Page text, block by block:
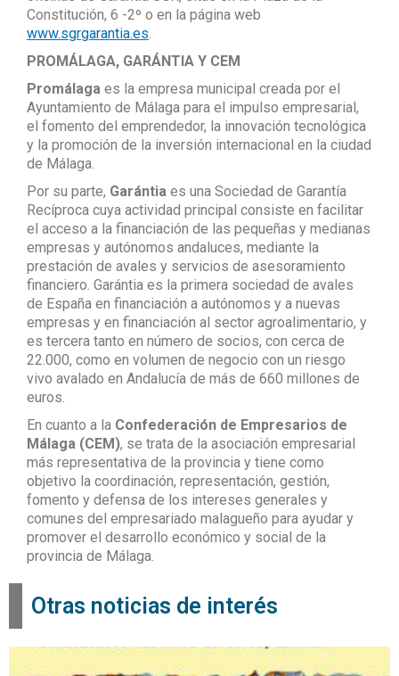
Constitución, 6 -2º o en la página web
www.sgrgarantia.es.
PROMÁLAGA, GARÁNTIA Y CEM
Promálaga es la empresa municipal creada por el
Ayuntamiento de Málaga para el impulso empresarial,
el fomento del emprendedor, la innovación tecnológica
y la promoción de la inversión internacional en la ciudad
de Málaga.
Por su parte, Garántia es una Sociedad de Garantía
Recíproca cuya actividad principal consiste en facilitar
el acceso a la financiación de las pequeñas y medianas
empresas y autónomos andaluces, mediante la
prestación de avales y servicios de asesoramiento
financiero. Garántia es la primera sociedad de avales
de España en financiación a autónomos y a nuevas
empresas y en financiación al sector agroalimentario, y
es tercera tanto en número de socios, con cerca de
22.000, como en volumen de negocio con un riesgo
vivo avalado en Andalucía de más de 660 millones de
euros.
En cuanto a la Confederación de Empresarios de
Málaga (CEM), se trata de la asociación empresarial
más representativa de la provincia y tiene como
objetivo la coordinación, representación, gestión,
fomento y defensa de los intereses generales y
comunes del empresariado malagueño para ayudar y
promover el desarrollo económico y social de la
provincia de Málaga.
Otras noticias de interés